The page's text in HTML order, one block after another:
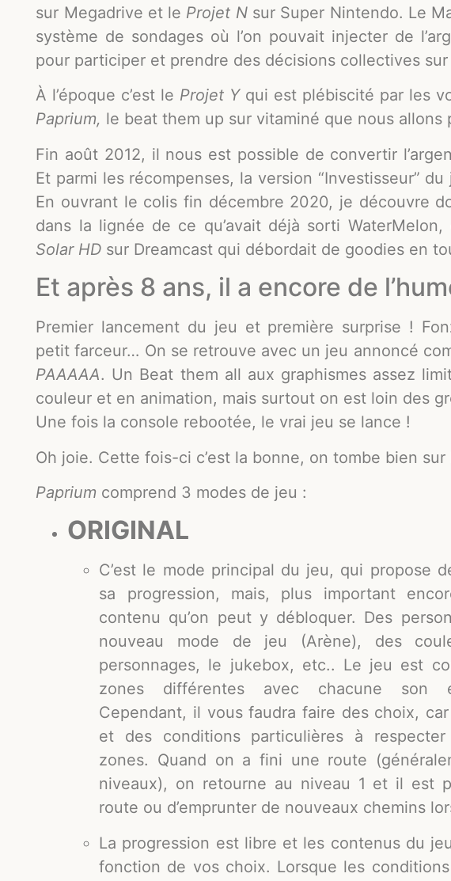
sur Megadrive et le Projet Nsur Super Nintendo. Le
système de sondages où l’on pouvait injecter de
pour participer et prendre des décisions collectives
À l’époque c’est le Projet Yqui est plébiscité par les
Paprium, le beat them up sur vitaminé que nous allons
Fin août 2012, il nous est possible de convertir
Et parmi les récompenses, la version “Investisseur” du
En ouvrant le colis fin décembre 2020, je découvre
dans la lignée de ce qu’avait déjà sorti
Solar HD sur Dreamcast qui débordait de goodies en
Et après 8 ans, il a encore de
Premier lancement du jeu et première surprise !
petit farceur… On se retrouve avec un jeu annoncé
PAAAAA. Un Beat them all aux graphismes assez
couleur et en animation, mais surtout on est loin des
Une fois la console rebootée, le vrai jeu se lance !
Oh joie. Cette fois-ci c’est la bonne, on tombe bien sur
Paprium comprend 3 modes de jeu :
ORIGINAL
C’est le mode principal du jeu, qui propose
sa progression, mais, plus important
contenu qu’on peut y débloquer. Des
nouveau mode de jeu (Arène), des
personnages, le jukebox, etc.. Le jeu est
zones différentes avec chacune son
Cependant, il vous faudra faire des choix,
et des conditions particulières à
zones. Quand on a fini une route
niveaux), on retourne au niveau 1 et il est
route ou d’emprunter de nouveaux chemins
La progression est libre et les contenus du
fonction de vos choix. Lorsque les